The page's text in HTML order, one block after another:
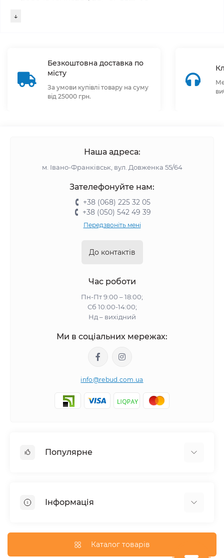
↓
Безкоштовна доставка по
місту
За умови купівлі товару на суму
від 25000 грн.
Наша адреса:
м. Івано-Франківськ, вул. Довженка 55/64
Зателефонуйте нам:
+38 (068) 225 32 05
+38 (050) 542 49 39
Передзвоніть мені
До контактів
Час роботи
Пн-Пт 9:00 – 18:00;
Сб 10:00-14:00;
Нд – вихідний
Ми в соціальних мережах:
info@rebud.com.ua
Популярне
Гіпсокартонні системи
Паркани та огорожі
Інформація
Каталог товарів